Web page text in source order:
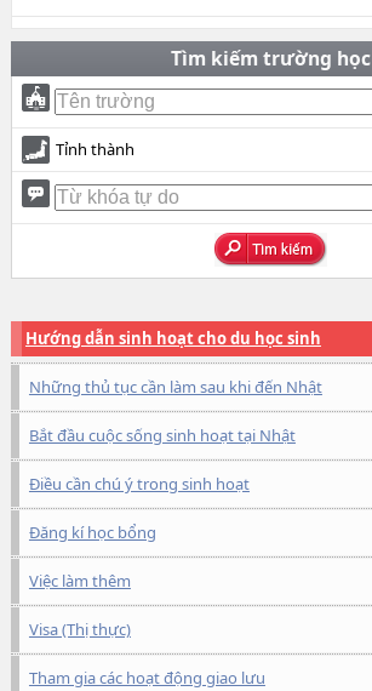
Tìm kiếm trường học
Tỉnh thành
Hướng dẫn sinh hoạt cho du học sinh
Những thủ tục cần làm sau khi đến Nhật
Bắt đầu cuộc sống sinh hoạt tại Nhật
Điều cần chú ý trong sinh hoạt
Đăng kí học bổng
Việc làm thêm
Visa (Thị thực)
Tham gia các hoạt động giao lưu